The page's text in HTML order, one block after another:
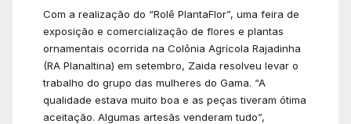
Com a realização do “Rolê PlantaFlor”, uma feira de
exposição e comercialização de flores e plantas
ornamentais ocorrida na Colônia Agrícola Rajadinha
(RA Planaltina) em setembro, Zaida resolveu levar o
trabalho do grupo das mulheres do Gama. “A
qualidade estava muito boa e as peças tiveram ótima
aceitação. Algumas artesãs venderam tudo”,